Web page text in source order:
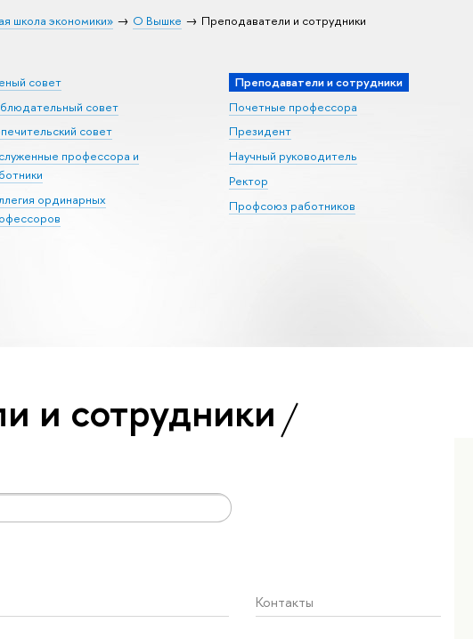
школа экономики» О Вышке Преподаватели и сотрудники
совет
совет
совет
профессора и
ординарных
Преподаватели и сотрудники
Почетные профессора
Президент
Научный руководитель
Ректор
Профсоюз работников
и сотрудники
Контакты